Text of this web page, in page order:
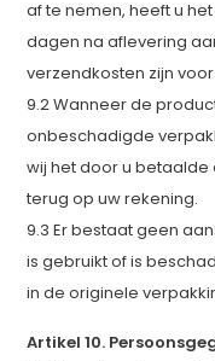
af te nemen, heeft u
dagen na aflevering
verzendkosten zijn
9.2 Wanneer de
onbeschadigde
wij het door u
terug op uw rekening.
9.3 Er bestaat geen
is gebruikt of is
in de originele
Artikel 10.